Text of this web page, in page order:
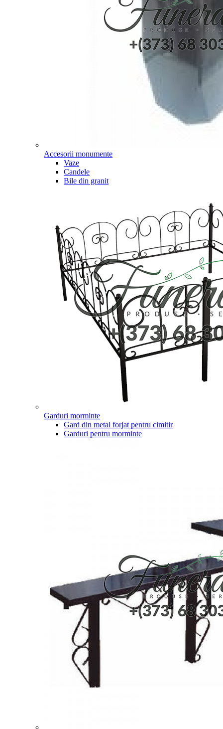
Accesorii monumente
Vaze
Candele
Bile din granit
Garduri morminte
Gard din metal forjat pentru cimitir
Garduri pentru morminte